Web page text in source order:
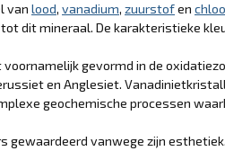
van lood, vanadium, zuurstofen
dit mineraal. De karakteristieke
gevormd in de
en Anglesiet.
geochemische processen
gewaardeerd vanwege zijn esthetiek.